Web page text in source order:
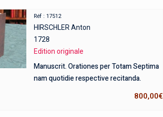
Réf : 17512
HIRSCHLER Anton
1728
Edition originale
Manuscrit. Orationes per Totam Septima
nam quotidie respective recitanda.
800,00€